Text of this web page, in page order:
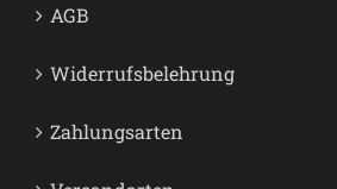
AGB
Wider­rufs­be­leh­rung
Zah­lungs­ar­ten